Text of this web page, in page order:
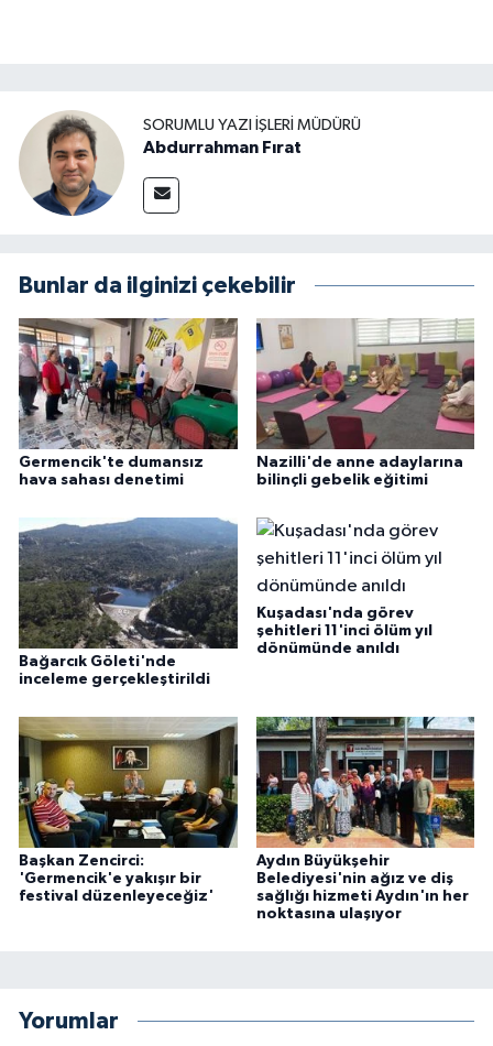
SORUMLU YAZI İŞLERI MÜDÜRÜ
Abdurrahman Fırat
Bunlar da ilginizi çekebilir
Germencik'te dumansız
hava sahası denetimi
Nazilli'de anne adaylarına
bilinçli gebelik eğitimi
Bağarcık Göleti'nde
inceleme gerçekleştirildi
Kuşadası'nda görev
şehitleri 11'inci ölüm yıl
dönümünde anıldı
Başkan Zencirci:
'Germencik'e yakışır bir
festival düzenleyeceğiz'
Aydın Büyükşehir
Belediyesi'nin ağız ve diş
sağlığı hizmeti Aydın'ın her
noktasına ulaşıyor
Yorumlar